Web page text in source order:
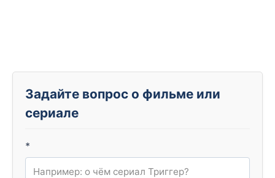
Задайте вопрос о фильме или
сериале
*